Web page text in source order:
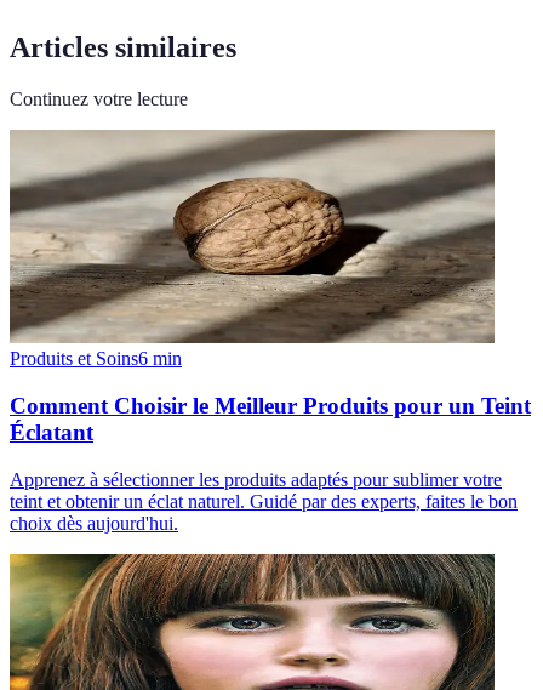
Articles similaires
Continuez votre lecture
Produits et Soins6 min
Comment Choisir le Meilleur Produits pour un Teint
Éclatant
Apprenez à sélectionner les produits adaptés pour sublimer votre
teint et obtenir un éclat naturel. Guidé par des experts, faites le bon
choix dès aujourd'hui.